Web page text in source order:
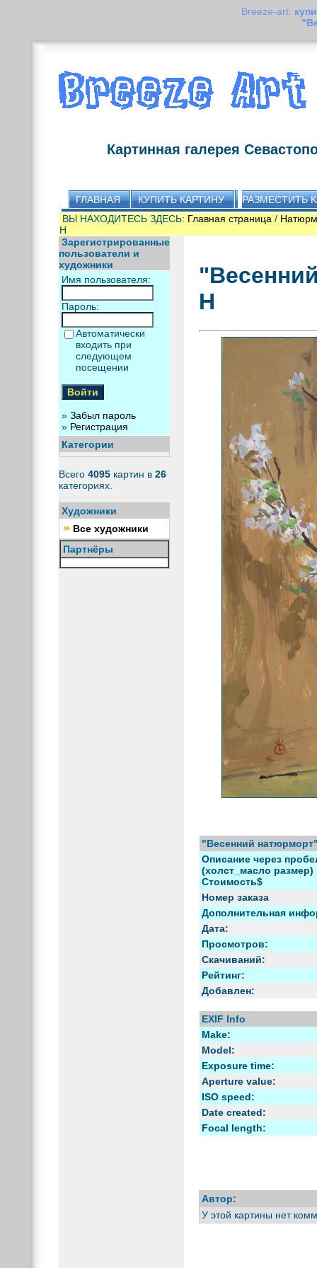
Breeze-art:
Картинная галерея
ГЛАВНАЯ КУПИТЬ КАРТИНУ
РАЗМЕСТИТЬ
ВЫ НАХОДИТЕСЬ ЗДЕСЬ: Главная страница /
Н
Зарегистрированные
пользователи и
художники
Имя пользователя:
Пароль:
Автоматически
входить при
следующем
посещении
» Забыл пароль
» Регистрация
Категории
Всего 4095 картин в 26
категориях.
Художники
Все художники
Партнёры
Н
"Весенний
Описание через
(холст_масло размер)
Стоимость$
Номер заказа
Дополнительная
Дата:
Просмотров:
Скачиваний:
Рейтинг:
Добавлен:
EXIF Info
Make:
Model:
Exposure time:
Aperture value:
ISO speed:
Date created:
Focal length:
Автор:
У этой картины нет